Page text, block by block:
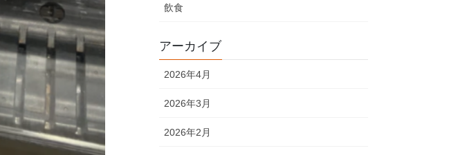
飲食
アーカイブ
2026年4月
2026年3月
2026年2月